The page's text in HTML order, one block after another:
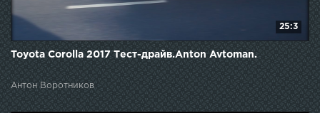
25:3
Toyota Corolla 2017 Тест-драйв.Anton Avtoman.
Антон Воротников